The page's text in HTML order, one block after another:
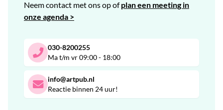
Neem contact met ons op ofplan een meeting in
onze agenda >
030-8200255
Ma t/m vr 09:00 - 18:00
info@artpub.nl
Reactie binnen 24 uur!